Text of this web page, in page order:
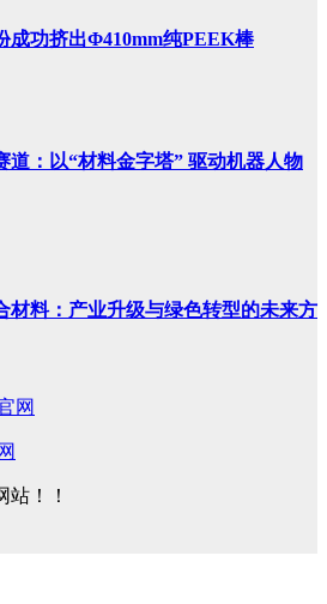
成功挤出Φ410mm纯PEEK棒
道：以“材料金字塔” 驱动机器人物
材料：产业升级与绿色转型的未来方
！！